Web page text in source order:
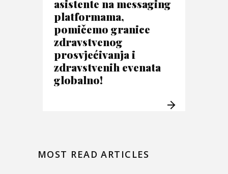
asistente na messaging
platformama,
pomičemo granice
zdravstvenog
prosvjećivanja i
zdravstvenih evenata
globalno!
MOST READ ARTICLES